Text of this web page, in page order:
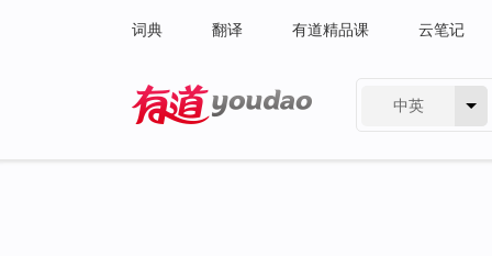
词典 翻译 有道精品课 云笔记
中英